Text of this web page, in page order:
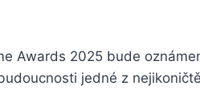
Awards 2025 bude
jedné z